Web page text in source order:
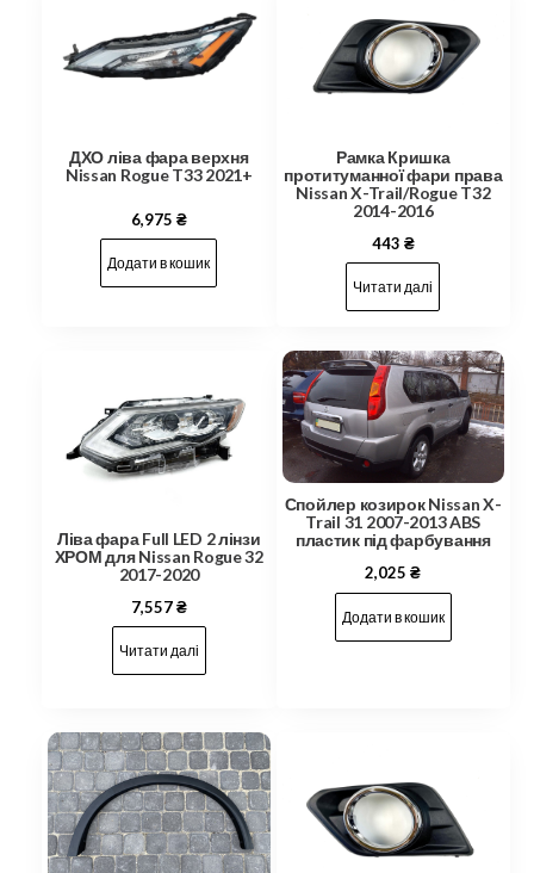
ДХО ліва фара верхня
Nissan Rogue T33 2021+
6,975 ₴
Додати в кошик
Рамка Кришка
протитуманної фари права
Nissan X-Trail/Rogue T32
2014-2016
443 ₴
Читати далі
Ліва фара Full LED 2 лінзи
ХРОМ для Nissan Rogue 32
2017-2020
7,557₴
Читати далі
Спойлер козирок Nissan X-
Trail 31 2007-2013 ABS
пластик під фарбування
2,025₴
Додати в кошик